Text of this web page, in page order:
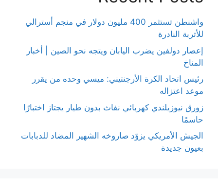
واشنطن تستثمر 400 مليون دولار في منجم أسترالي
للأتربة النادرة
إعصار دولفين يضرب اليابان ويتجه نحو الصين | أخبار
المناخ
رئيس اتحاد الكرة الأرجنتيني: ميسي وحده من يقرر
موعد اعتزاله
زورق نيوزيلندي كهربائي نفاث بدون طيار يجتاز اختبارًا
حاسمًا
الجيش الأمريكي يزوّد صاروخه الشهير المضاد للدبابات
بعيون جديدة